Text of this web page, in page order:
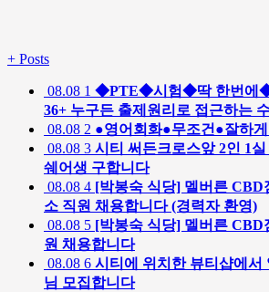
+ Posts
08.08 1 ◆PTE◆시험◆딱 한번에◆
36+ 누구든 출제원리로 접근하는
08.08 2 ●영어회화●무조건●잘하
08.08 3 시티 써든크로스앞 2인 1
쉐어생 구합니다
08.08 4 [박봉숙 식당] 멜버른 CBD
소 직원 채용합니다 (경력자 환영)
08.08 5 [박봉숙 식당] 멜버른 CBD
원 채용합니다
08.08 6 시티에 위치한 뷰티샵에서
님 모집합니다